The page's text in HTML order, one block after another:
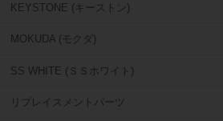
KEYSTONE (キーストン)
MOKUDA (モクダ)
SS WHITE (ＳＳホワイト)
リプレイスメントパーツ